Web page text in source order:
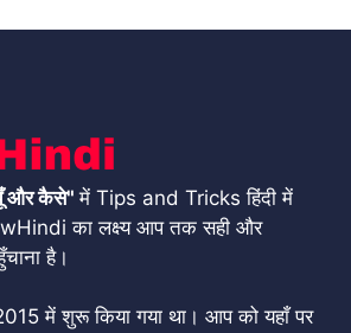
और कैसे"में Tips and Tricks हिंदी में
का लक्ष्य आप तक सही और
है।
में शुरू किया गया था। आप को यहाँ पर